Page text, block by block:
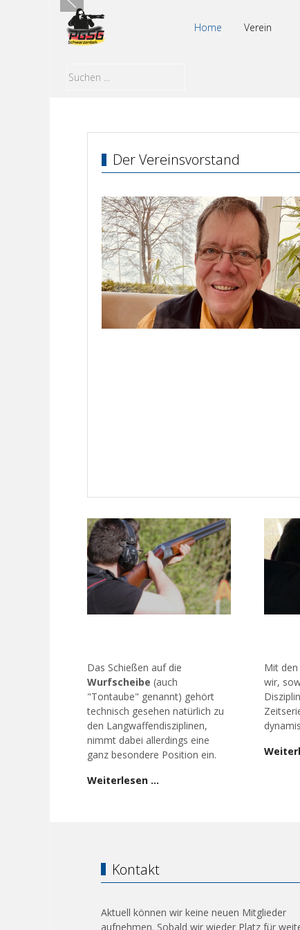
Home Verein
Der Vereinsvorstand
Das Schießen auf die
Wurfscheibe (auch
"Tontaube" genannt) gehört
technisch gesehen natürlich zu
den Langwaffendisziplinen,
nimmt dabei allerdings eine
ganz besondere Position ein.
Weiterlesen …
Mit den
wir,
Kontakt
Aktuell können wir keine neuen Mitglieder
aufnehmen. Sobald wir wieder Platz für